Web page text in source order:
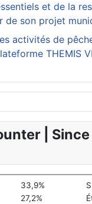
et de la
de son projet
activités de
THEMIS
| Since
33,9%
27,2%